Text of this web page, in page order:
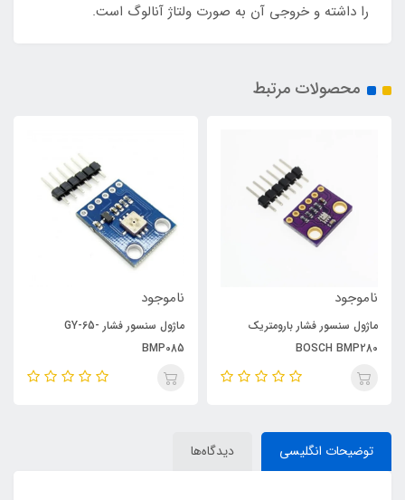
را داشته و خروجی آن به صورت ولتاژ آنالوگ است.
محصولات مرتبط
ناموجود
ماژول سنسور فشار بارومتریک
BOSCH BMP280
ناموجود
ماژول سنسور فشار GY-65-
BMP085
توضیحات انگلیسی دیدگاه‌ها